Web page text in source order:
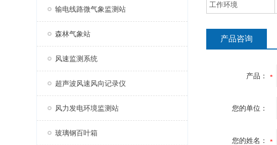
输电线路微气象监测站
森林气象站
风速监测系统
超声波风速风向记录仪
风力发电环境监测站
玻璃钢百叶箱
工作环境
产品咨询
产品：
您的单位：
您的姓名：